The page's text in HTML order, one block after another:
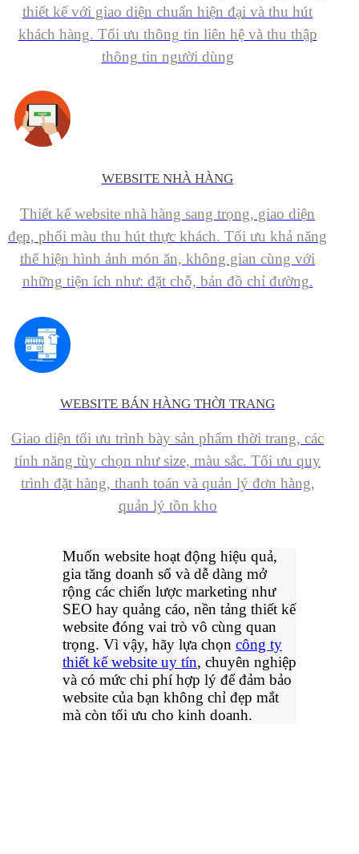
thiết kế với giao diện chuẩn hiện đại và thu hút
khách hàng. Tối ưu thông tin liên hệ và thu thập
thông tin người dùng
WEBSITE NHÀ HÀNG
Thiết kế website nhà hàng sang trọng, giao diện
đẹp, phối màu thu hút thực khách. Tối ưu khả năng
thể hiện hình ảnh món ăn, không gian cùng với
những tiện ích như: đặt chỗ, bản đồ chỉ đường.
WEBSITE BÁN HÀNG THỜI TRANG
Giao diện tối ưu trình bày sản phẩm thời trang, các
tính năng tùy chọn như size, màu sắc. Tối ưu quy
trình đặt hàng, thanh toán và quản lý đơn hàng,
quản lý tồn kho
Muốn website hoạt động hiệu quả,
gia tăng doanh số và dễ dàng mở
rộng các chiến lược marketing như
SEO hay quảng cáo, nền tảng thiết kế
website đóng vai trò vô cùng quan
trọng. Vì vậy, hãy lựa chọn công ty
thiết kế website uy tín, chuyên nghiệp
và có mức chi phí hợp lý để đảm bảo
website của bạn không chỉ đẹp mắt
mà còn tối ưu cho kinh doanh.